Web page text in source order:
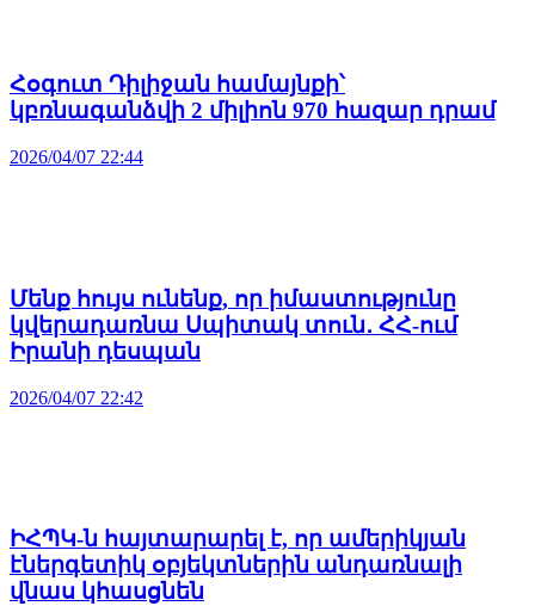
Հօգուտ Դիլիջան համայնքի՝
կբռնագանձվի 2 միլիոն 970 հազար դրամ
2026/04/07 22:44
Մենք հույս ունենք, որ իմաստությունը
կվերադառնա Սպիտակ տուն․ ՀՀ-ում
Իրանի դեսպան
2026/04/07 22:42
ԻՀՊԿ-ն հայտարարել է, որ ամերիկյան
էներգետիկ օբյեկտներին անդառնալի
վնաս կհասցնեն